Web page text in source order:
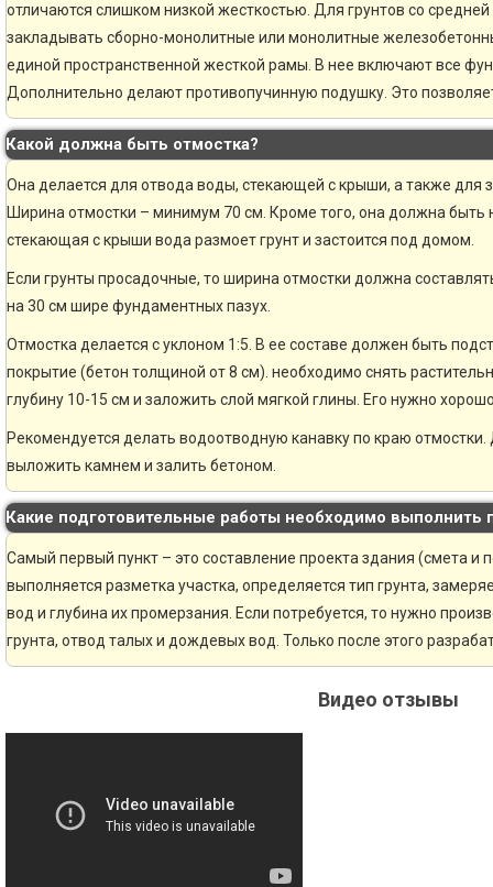
отличаются слишком низкой жесткостью. Для грунтов со
закладывать сборно-монолитные или монолитные
единой пространственной жесткой рамы. В нее включают все
Дополнительно делают противопучинную подушку. Это
Какой должна быть отмостка?
Она делается для отвода воды, стекающей с крыши, а также для
Ширина отмостки – минимум 70 см. Кроме того, она должна быть
стекающая с крыши вода размоет грунт и застоится под домом.
Если грунты просадочные, то ширина отмостки должна
на 30 см шире фундаментных пазух.
Отмостка делается с уклоном 1:5. В ее составе должен быть
покрытие (бетон толщиной от 8 см). необходимо снять
глубину 10-15 см и заложить слой мягкой глины. Его нужно
Рекомендуется делать водоотводную канавку по краю
выложить камнем и залить бетоном.
Какие подготовительные работы необходимо выполнить
Самый первый пункт – это составление проекта здания (смета и
выполняется разметка участка, определяется тип грунта,
вод и глубина их промерзания. Если потребуется, то нужно
грунта, отвод талых и дождевых вод. Только после этого
Видео отзывы